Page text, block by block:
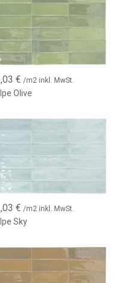
€ /m2 inkl. MwSt.
Olive
€ /m2 inkl. MwSt.
Sky